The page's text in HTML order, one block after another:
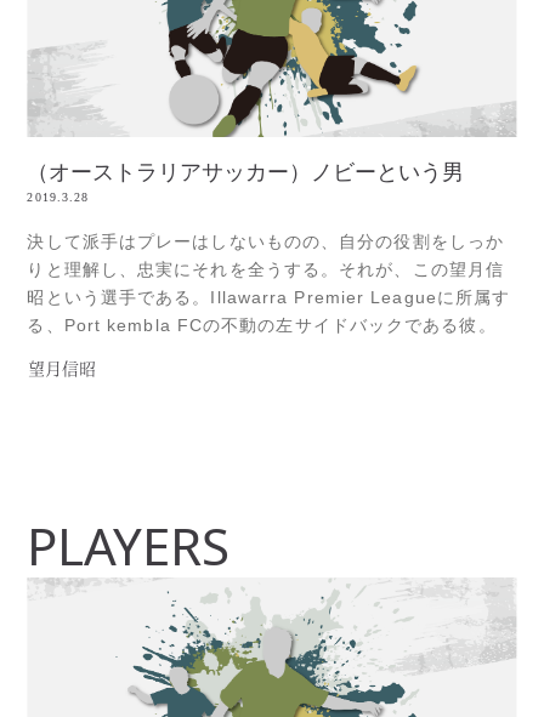
（オーストラリアサッカー）ノビーという男
2019.3.28
決して派手はプレーはしないものの、自分の役割をしっか
りと理解し、忠実にそれを全うする。それが、この望月信
昭という選手である。Illawarra Premier Leagueに所属す
る、Port kembla FCの不動の左サイドバックである彼。
ーヤー賞】に選ばれるという、快挙を成し遂げた。そして
望月信昭
PLAYERS